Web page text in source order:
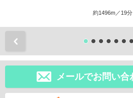
約1496m／19分
メールでお問い合